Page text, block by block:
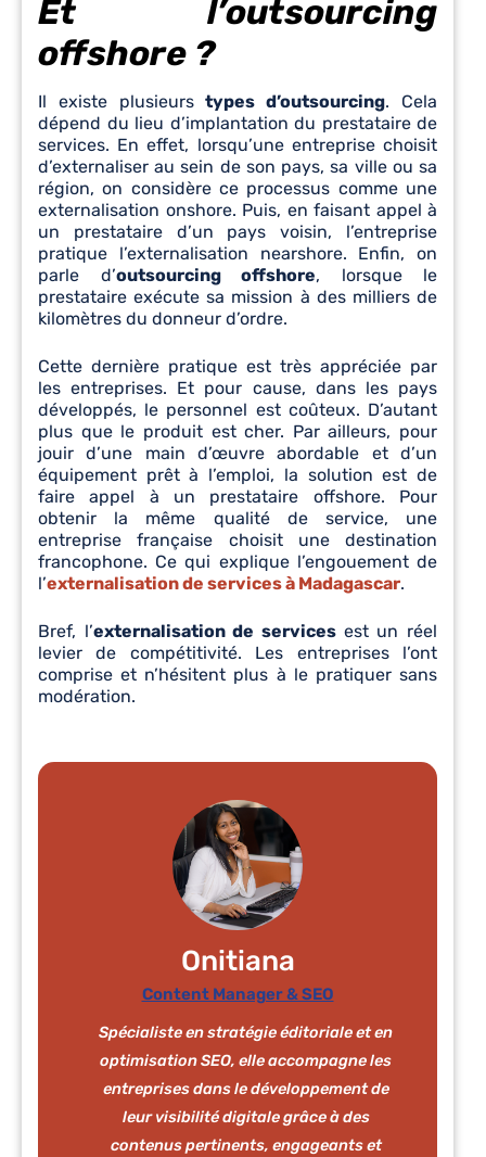
Et l’outsourcing
offshore ?
Il existe plusieurstypes d’outsourcing. Cela
dépend du lieu d’implantation du prestataire de
services. En effet, lorsqu’une entreprise choisit
d’externaliser au sein de son pays, sa ville ou sa
région, on considère ce processus comme une
externalisation onshore. Puis, en faisant appel à
un prestataire d’un pays voisin, l’entreprise
pratique l’externalisation nearshore. Enfin, on
parle d’outsourcing offshore, lorsque le
prestataire exécute sa mission à des milliers de
kilomètres du donneur d’ordre.
Cette dernière pratique est très appréciée par
les entreprises. Et pour cause, dans les pays
développés, le personnel est coûteux. D’autant
plus que le produit est cher. Par ailleurs, pour
jouir d’une main d’œuvre abordable et d’un
équipement prêt à l’emploi, la solution est de
faire appel à un prestataire offshore. Pour
obtenir la même qualité de service, une
entreprise française choisit une destination
francophone. Ce qui explique l’engouement de
l’externalisation de services à Madagascar.
Bref, l’externalisation de services est un réel
levier de compétitivité. Les entreprises l’ont
comprise et n’hésitent plus à le pratiquer sans
modération.
Onitiana
Content Manager & SEO
Spécialiste en stratégie éditoriale et en
optimisation SEO, elle accompagne les
entreprises dans le développement de
leur visibilité digitale grâce à des
contenus pertinents, engageants et